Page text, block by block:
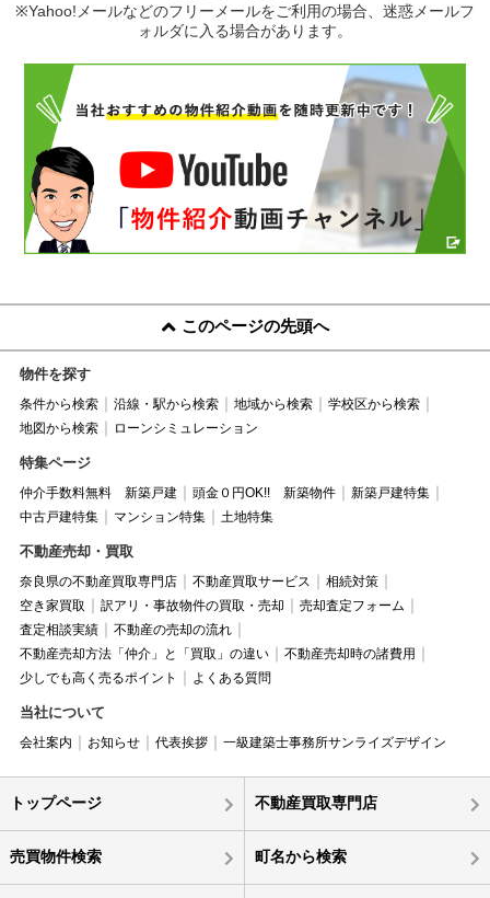
※Yahoo!メールなどのフリーメールをご利用の場合、迷惑メールフ
ォルダに入る場合があります。
このページの先頭へ
物件を探す
条件から検索 沿線・駅から検索 地域から検索
学校区から検索
地図から検索
ローンシミュレーション
特集ページ
仲介手数料無料 新築戸建 頭金０円OK!! 新築物件
新築戸建特集
中古戸建特集
マンション特集 土地特集
不動産売却・買取
奈良県の不動産買取専門店 不動産買取サービス
相続対策
空き家買取
訳アリ・事故物件の買取・売却
売却査定フォーム
査定相談実績
不動産の売却の流れ
不動産売却方法「仲介」と「買取」の違い
不動産売却時の諸費用
少しでも高く売るポイント
よくある質問
当社について
会社案内 お知らせ 代表挨拶 一級建築士事務所サンライズデザイン
トップページ 不動産買取専門店
売買物件検索 町名から検索